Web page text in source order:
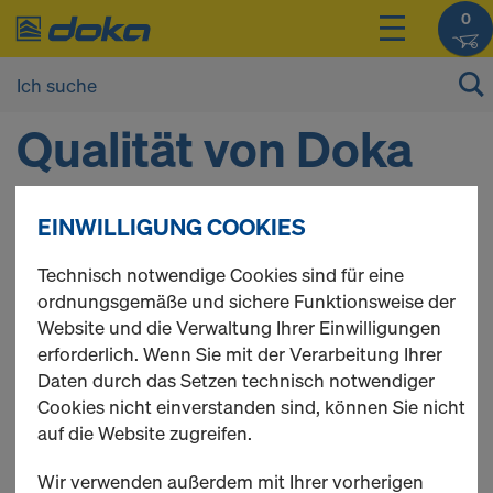
0
Qualität von Doka
Gebrauchtmaterial
Neben neuen Schalungsmaterialien bietet Doka ein
großes Sortiment an gebrauchten Schalungen und
Schalungskomponenten aus dem eigenen Mietpark
an, die neben der bewährten Doka-Qualität mit einem
attraktiven Preis-Leistungs-Verhältnis überzeugen.
HOHE QUALITÄTSANSPRÜCHE BEI DER
EINWILLIGUNG COOKIES
Technisch notwendige Cookies sind für eine
ordnungsgemäße und sichere Funktionsweise der
Website und die Verwaltung Ihrer Einwilligungen
erforderlich. Wenn Sie mit der Verarbeitung Ihrer
Daten durch das Setzen technisch notwendiger
Cookies nicht einverstanden sind, können Sie nicht
auf die Website zugreifen.
Wir verwenden außerdem mit Ihrer vorherigen